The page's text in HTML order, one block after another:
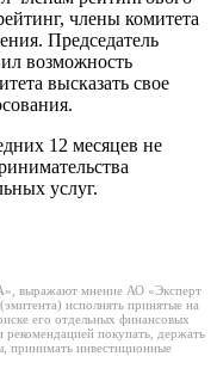
члены комитета
Председатель
возможность
высказать свое
12 месяцев не
услуг.
выражают мнение АО «Эксперт
исполнять принятые на
его отдельных финансовых
рекомендацией покупать, держать
принимать инвестиционные